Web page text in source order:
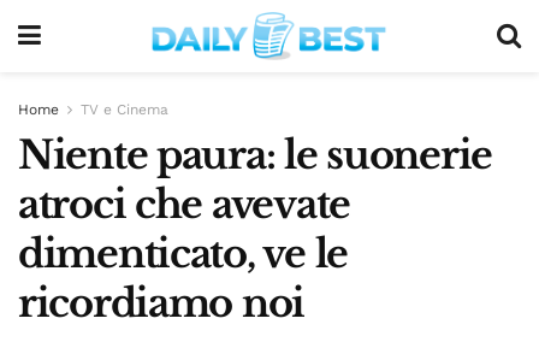
Home TV e Cinema
Niente paura: le suonerie
atroci che avevate
dimenticato, ve le
ricordiamo noi